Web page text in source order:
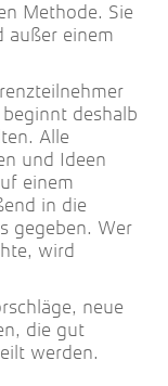
Methode. Sie
außer einem
deshalb
Alle
und Ideen
einem
in die
gegeben. Wer
wird
neue
die gut
werden.